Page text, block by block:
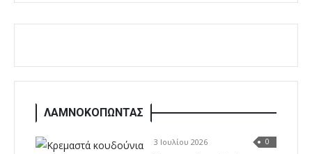
ΛΑΜΝΟΚΟΠΩΝΤΑΣ
3 Ιουλίου 2026 0